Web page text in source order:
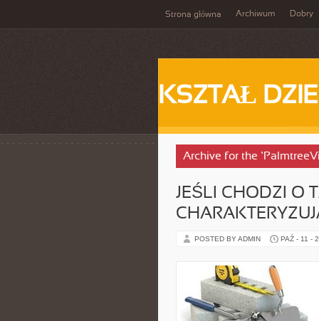
Strona główna Archiwum Dobry
KSZTAŁ
Archive for the
JEŚLI CHODZI O
POSTED BY ADMIN PAŹ - 11 -